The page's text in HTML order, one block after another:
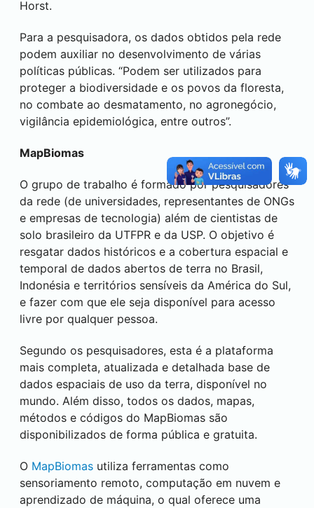
Horst.
Para a pesquisadora, os dados obtidos pela rede
podem auxiliar no desenvolvimento de várias
políticas públicas. “Podem ser utilizados para
proteger a biodiversidade e os povos da floresta,
no combate ao desmatamento, no agronegócio,
vigilância epidemiológica, entre outros”.
MapBiomas
O grupo de trabalho é formado por pesquisadores
da rede (de universidades, representantes de ONGs
e empresas de tecnologia) além de cientistas de
solo brasileiro da UTFPR e da USP. O objetivo é
resgatar dados históricos e a cobertura espacial e
temporal de dados abertos de terra no Brasil,
Indonésia e territórios sensíveis da América do Sul,
e fazer com que ele seja disponível para acesso
livre por qualquer pessoa.
Segundo os pesquisadores, esta é a plataforma
mais completa, atualizada e detalhada base de
dados espaciais de uso da terra, disponível no
mundo. Além disso, todos os dados, mapas,
métodos e códigos do MapBiomas são
disponibilizados de forma pública e gratuita.
O MapBiomas utiliza ferramentas como
sensoriamento remoto, computação em nuvem e
aprendizado de máquina, o qual oferece uma